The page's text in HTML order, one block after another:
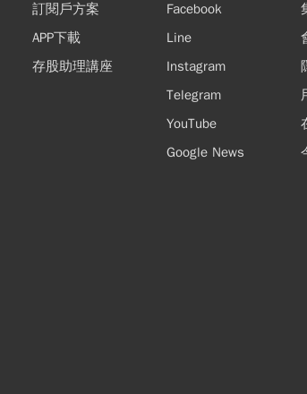
訂閱戶方案
APP下載
存股助理講座
Facebook
Line
Instagram
Telegram
YouTube
Google News